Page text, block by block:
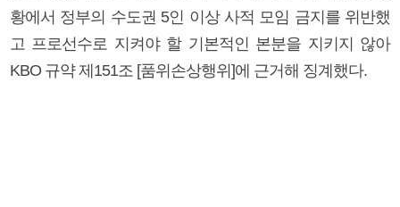
황에서 정부의 수도권 5인 이상 사적 모임 금지를 위반했
고 프로선수로 지켜야 할 기본적인 본분을 지키지 않아
KBO 규약 제151조 [품위손상행위]에 근거해 징계했다.